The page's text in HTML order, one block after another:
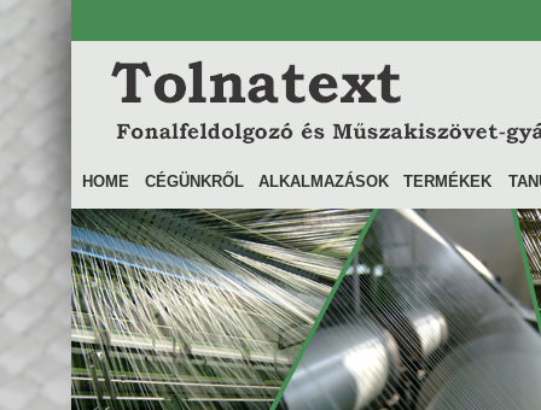
HOME CÉGÜNKRŐL ALKALMAZÁSOK TERMÉKEK